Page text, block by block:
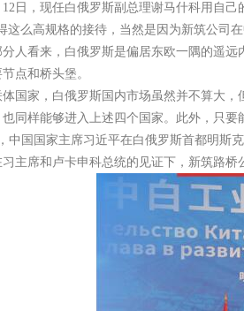
12日，现任白俄罗斯副总理谢马什科用自
这么高规格的接待，当然是因为新筑公司
人看来，白俄罗斯是偏居东欧一隅的遥
点和桥头堡。
国家，白俄罗斯国内市场虽然并不算大
同样能够进入上述四个国家。此外，只
中国国家主席习近平在白俄罗斯首都明斯
主席和卢卡申科总统的见证下，新筑路桥